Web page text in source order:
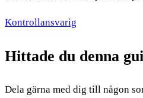
Kontrollansvarig
Hittade du denna
Dela gärna med dig till någon